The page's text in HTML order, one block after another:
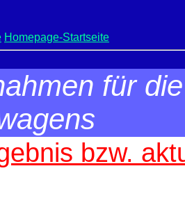
Homepage-Startseite
für
bzw.